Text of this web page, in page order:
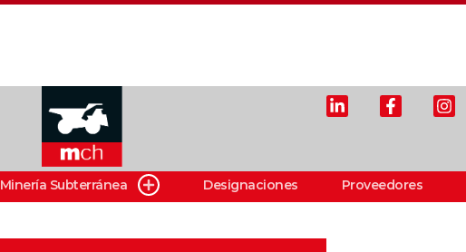
Minería Subterránea Designaciones Proveedores